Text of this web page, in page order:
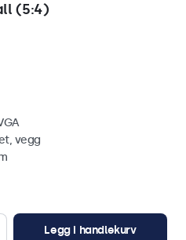
(5:4)
vegg
Legg i handlekurv